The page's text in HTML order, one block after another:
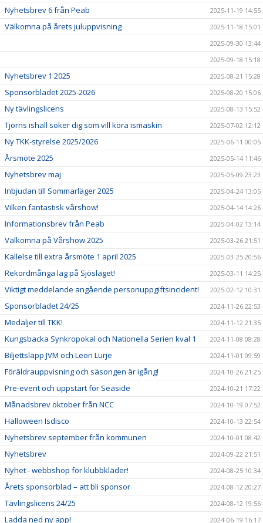
Nyhetsbrev 6 från Peab 2025-11-19 14:55
Välkomna på årets juluppvisning
2025-11-18 15:01
2025-09-30 13:44
2025-09-18 15:18
Nyhetsbrev 1 2025 2025-08-21 15:28
Sponsorbladet 2025-2026 2025-08-20 15:06
Ny tävlingslicens 2025-08-13 15:52
Tjörns ishall söker dig som vill köra ismaskin 2025-07-02 12:12
Ny TKK-styrelse 2025/2026 2025-06-11 00:05
Årsmöte 2025 2025-05-14 11:46
Nyhetsbrev maj 2025-05-09 23:23
Inbjudan till Sommarläger 2025 2025-04-24 13:05
Vilken fantastisk vårshow! 2025-04-14 14:26
Informationsbrev från Peab 2025-04-02 13:14
Välkomna på Vårshow 2025 2025-03-26 21:51
Kallelse till extra årsmöte 1 april 2025 2025-03-25 20:56
Rekordmånga lag på Sjöslaget! 2025-03-11 14:25
Viktigt meddelande angående personuppgiftsincident! 2025-02-12 10:31
Sponsorbladet 24/25 2024-11-26 22:53
Medaljer till TKK! 2024-11-12 21:35
Kungsbacka Synkropokal och Nationella Serien kval 1 2024-11-08 08:28
Biljettsläpp JVM och Leon Lurje 2024-11-01 09:59
Föräldrauppvisning och säsongen är igång! 2024-10-26 21:25
Pre-event och uppstart för Seaside 2024-10-21 17:22
Månadsbrev oktober från NCC 2024-10-19 07:52
Halloween Isdisco 2024-10-13 22:54
Nyhetsbrev september från kommunen 2024-10-01 08:42
Nyhetsbrev 2024-09-22 21:51
Nyhet - webbshop för klubbkläder! 2024-08-25 10:34
Årets sponsorblad – att bli sponsor 2024-08-12 20:27
Tävlingslicens 24/25 2024-08-12 19:56
Ladda ned ny app! 2024-06-19 16:17